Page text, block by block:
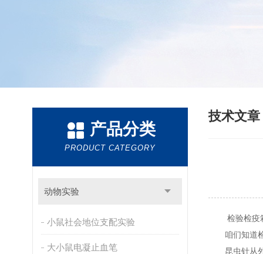
产品分类
PRODUCT CATEGORY
动物实验
小鼠社会地位支配实验
大小鼠电凝止血笔
技术文章
检验检疫箱
咱们知道检
昆虫针从外